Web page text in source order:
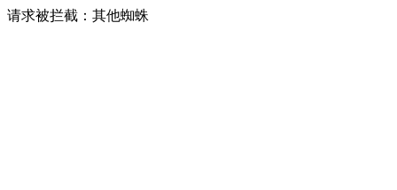
请求被拦截：其他蜘蛛